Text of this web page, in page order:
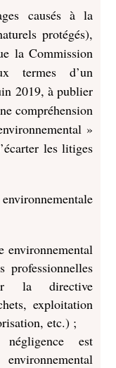
causés à la
protégés),
la Commission
termes d’un
2019, à publier
compréhension
»
les litiges
environnemental
professionnelles
la directive
exploitation
etc.) ;
est